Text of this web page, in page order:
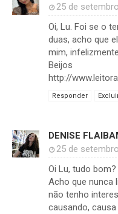
25 de
Oi, Lu. Foi se o
duas, acho que
mim,
Beijos
http://
Responder
DENISE
25 de
Oi Lu, tudo bom?
Acho que nunca
não tenho
causando,